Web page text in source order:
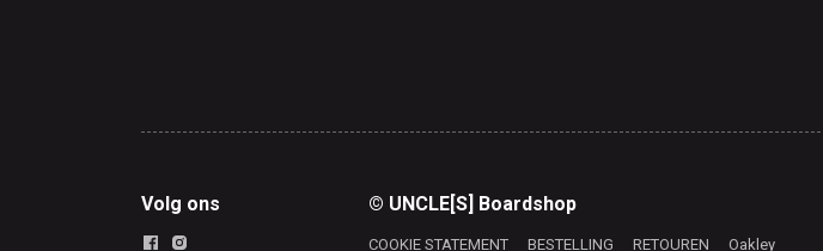
Volg ons © UNCLE[S] Boardshop
COOKIE STATEMENT BESTELLING RETOUREN Oakley